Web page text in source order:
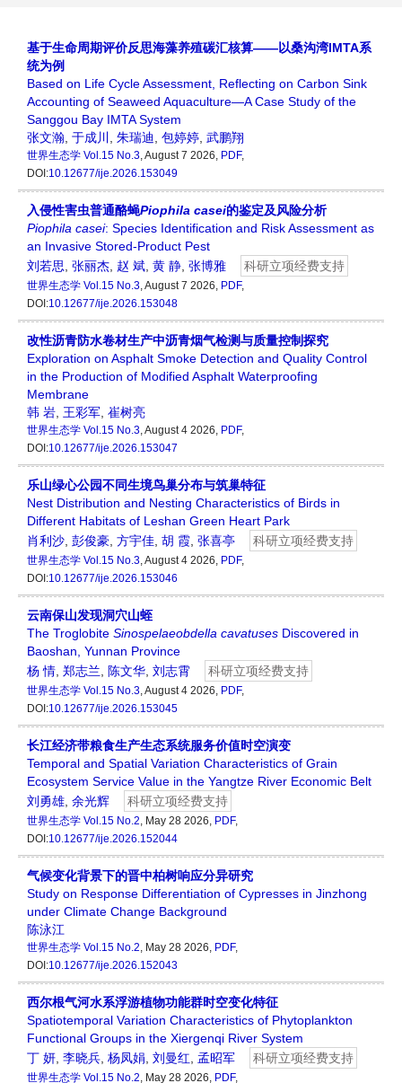
基于生命周期评价反思海藻养殖碳汇核算——以桑沟湾IMTA系
统为例
Based on Life Cycle Assessment, Reflecting on Carbon Sink
Accounting of Seaweed Aquaculture—A Case Study of the
Sanggou Bay IMTA System
张文瀚 于成川 朱瑞迪 包婷婷 武鹏翔
世界生态学 Vol.15 No.3, August 7 2026, PDF,
DOI:10.12677/ije.2026.153049
入侵性害虫普通酪蝇Piophila casei的鉴定及风险分析
Piophila casei: Species Identification and Risk Assessment as
an Invasive Stored-Product Pest
刘若思 张丽杰 赵 斌 黄 静 张博雅 科研立项经费支持
世界生态学 Vol.15 No.3, August 7 2026, PDF,
DOI:10.12677/ije.2026.153048
改性沥青防水卷材生产中沥青烟气检测与质量控制探究
Exploration on Asphalt Smoke Detection and Quality Control
in the Production of Modified Asphalt Waterproofing
Membrane
韩 岩 王彩军 崔树亮
世界生态学 Vol.15 No.3, August 4 2026, PDF,
DOI:10.12677/ije.2026.153047
乐山绿心公园不同生境鸟巢分布与筑巢特征
Nest Distribution and Nesting Characteristics of Birds in
Different Habitats of Leshan Green Heart Park
肖利沙 彭俊豪 方宇佳 胡 霞 张喜亭 科研立项经费支持
世界生态学 Vol.15 No.3, August 4 2026, PDF,
DOI:10.12677/ije.2026.153046
云南保山发现洞穴山蛭
The Troglobite Sinospelaeobdella cavatuses Discovered in
Baoshan, Yunnan Province
杨 情 郑志兰 陈文华 刘志霄 科研立项经费支持
世界生态学 Vol.15 No.3, August 4 2026, PDF,
DOI:10.12677/ije.2026.153045
长江经济带粮食生产生态系统服务价值时空演变
Temporal and Spatial Variation Characteristics of Grain
Ecosystem Service Value in the Yangtze River Economic Belt
刘勇雄 余光辉 科研立项经费支持
世界生态学 Vol.15 No.2, May 28 2026, PDF,
DOI:10.12677/ije.2026.152044
气候变化背景下的晋中柏树响应分异研究
Study on Response Differentiation of Cypresses in Jinzhong
under Climate Change Background
陈泳江
世界生态学 Vol.15 No.2, May 28 2026, PDF,
DOI:10.12677/ije.2026.152043
西尔根气河水系浮游植物功能群时空变化特征
Spatiotemporal Variation Characteristics of Phytoplankton
Functional Groups in the Xiergenqi River System
丁 妍 李晓兵 杨凤娟 刘曼红 孟昭军 科研立项经费支持
世界生态学 Vol.15 No.2, May 28 2026, PDF,